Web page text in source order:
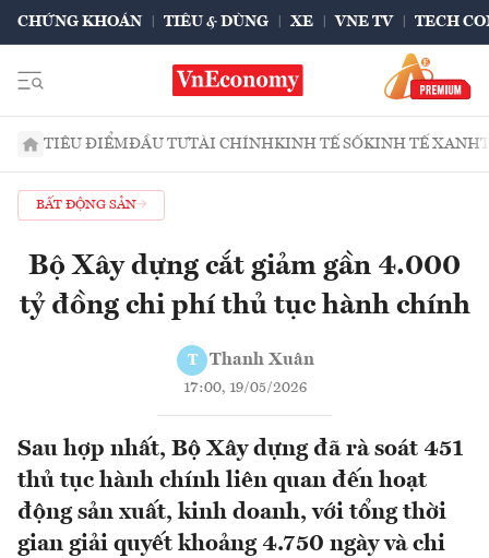
CHỨNG KHOÁN TIÊU & DÙNG XE VNE TV TECH
TIÊU ĐIỂMĐẦU TƯTÀI CHÍNHKINH TẾ SỐKINH TẾ XANH
BẤT ĐỘNG SẢN
Bộ Xây dựng cắt giảm gần 4.000
tỷ đồng chi phí thủ tục hành chính
T Thanh Xuân
17:00, 19/05/2026
Sau hợp nhất, Bộ Xây dựng đã rà soát 451
thủ tục hành chính liên quan đến hoạt
động sản xuất, kinh doanh, với tổng thời
gian giải quyết khoảng 4.750 ngày và chi